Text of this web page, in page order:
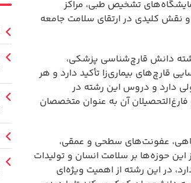
تشخیص طبی، مراکز
و نقش کلیدی در ارتقای سلامت جامعه
دانش قارچ‌شناسی پزشکی،
قارچ‌های بیماری‌زا تأکید دارد و هر
دارد و دروس این رشته در
آن به عنوان متخصصان
عفونت‌های سطحی و عمقی،
حوزه‌ها بر سلامت انسان و تولیدات
در این رشته از اهمیت ویژه‌ای